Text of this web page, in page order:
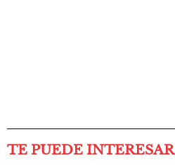
TE PUEDE INTERESAR